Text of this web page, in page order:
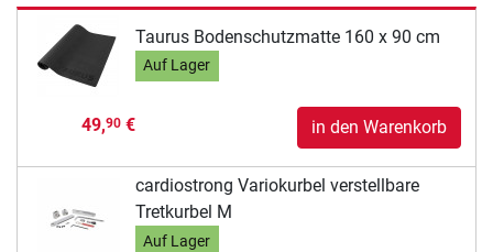
Taurus Bodenschutzmatte 160 x 90 cm
Auf Lager
49,90€ in den Warenkorb
cardiostrong Variokurbel verstellbare
Tretkurbel M
Auf Lager